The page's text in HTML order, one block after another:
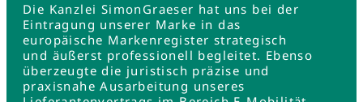
Die Kanzlei SimonGraeser hat uns bei der
Eintragung unserer Marke in das
europäische Markenregister strategisch
und äußerst professionell begleitet. Ebenso
überzeugte die juristisch präzise und
praxisnahe Ausarbeitung unseres